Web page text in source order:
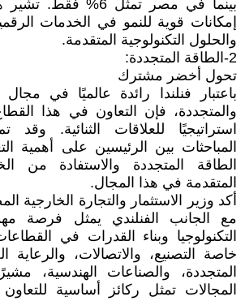
بينما في مصر تمثل 6%
إمكانات قوية للنمو في الخدمات
والحلول التكنولوجية المتقدمة.
2-الطاقة المتجددة:
تحول أخضر مشترك
باعتبار فنلندا رائدة عالميًا في مجال
والمتجددة، فإن التعاون في هذا
استراتيجيًا للعلاقات الثنائية. وقد
المباحثات بين الرئيسين على أهمية
الطاقة المتجددة والاستفادة من
المتقدمة في هذا المجال.
أكد وزير الاستثمار والتجارة الخارجية
مع الجانب الفنلندي يمثل فرصة
التكنولوجيا وبناء القدرات في
خاصة التصنيع، والاتصالات، والرعاية
المتجددة، والصناعات الهندسية،
المجالات تمثل ركائز أساسية